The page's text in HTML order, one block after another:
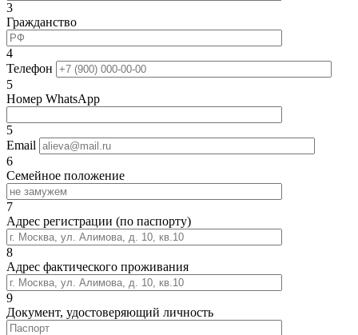
3
Гражданство
4
Телефон
5
Номер WhatsApp
5
Email
6
Семейное положение
7
Адрес регистрации (по паспорту)
8
Адрес фактического проживания
9
Документ, удостоверяющий личность